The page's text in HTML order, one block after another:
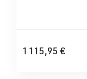
1 115,95 €